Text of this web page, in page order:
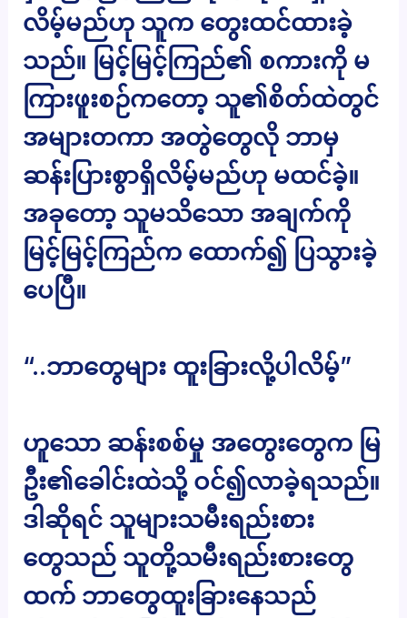
လိမ့်မည်ဟု သူက တွေးထင်ထားခဲ့
သည်။ မြင့်မြင့်ကြည်၏ စကားကို မ
ကြားဖူးစဉ်ကတော့ သူ၏စိတ်ထဲတွင်
အများတကာ အတွဲတွေလို ဘာမှ
ဆန်းပြားစွာရှိလိမ့်မည်ဟု မထင်ခဲ့။
အခုတော့ သူမသိသော အချက်ကို
မြင့်မြင့်ကြည်က ထောက်၍ ပြသွားခဲ့
ပေပြီ။
“..ဘာတွေများ ထူးခြားလို့ပါလိမ့်”
ဟူသော ဆန်းစစ်မှု အတွေးတွေက မြ
ဦး၏ခေါင်းထဲသို့ ဝင်၍လာခဲ့ရသည်။
ဒါဆိုရင် သူများသမီးရည်းစား
တွေသည် သူတို့သမီးရည်းစားတွေ
ထက် ဘာတွေထူးခြားနေသည်